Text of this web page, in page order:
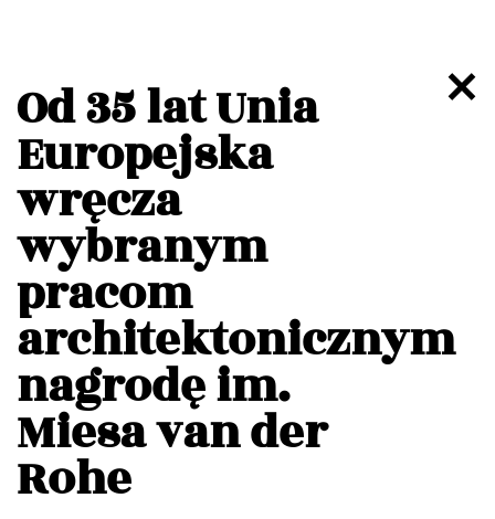
Od 35 lat Unia
Europejska
wręcza
wybranym
pracom
architektonicznym
nagrodę im.
Miesa van der
Rohe